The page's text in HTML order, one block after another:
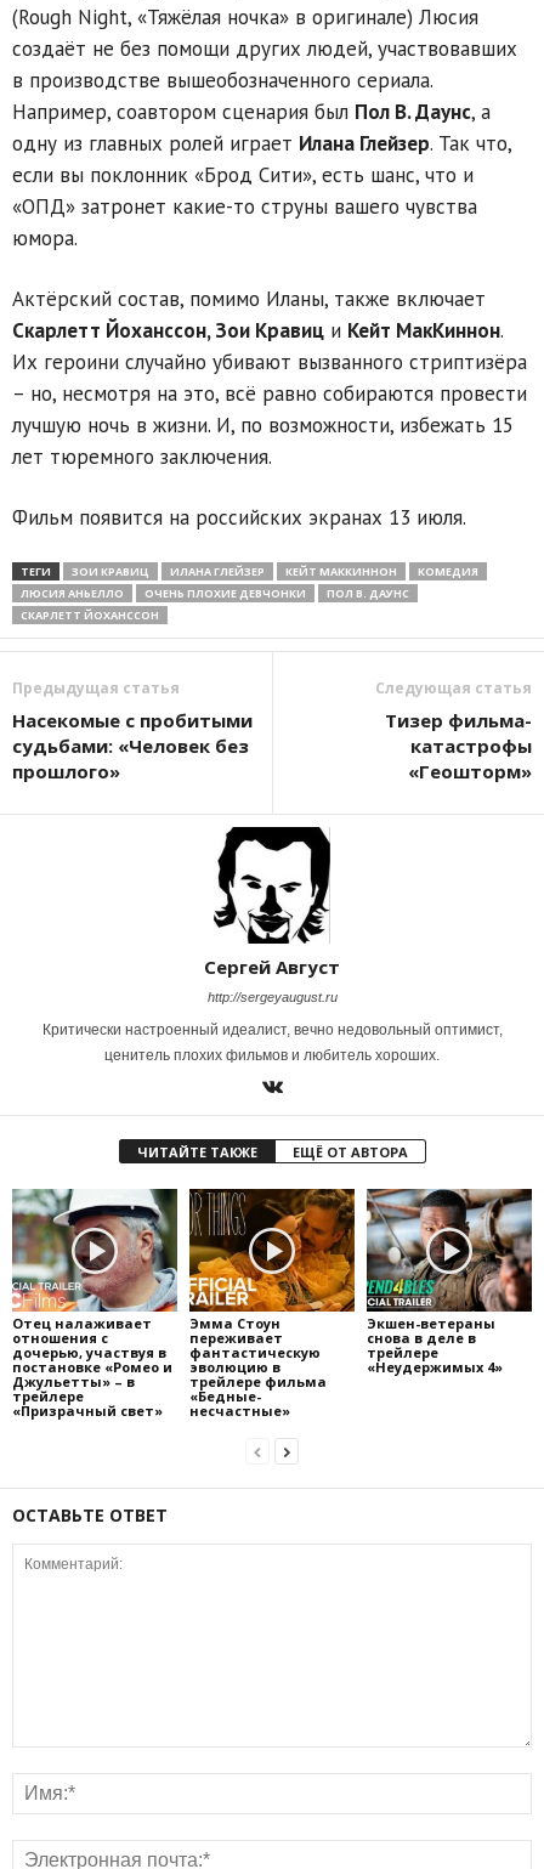
(Rough Night, «Тяжёлая ночка» в оригинале) Люсия
создаёт не без помощи других людей, участвовавших
в производстве вышеобозначенного сериала.
Например, соавтором сценария был Пол В. Даунс, а
одну из главных ролей играет Илана Глейзер. Так что,
если вы поклонник «Брод Сити», есть шанс, что и
«ОПД» затронет какие-то струны вашего чувства
юмора.
Актёрский состав, помимо Иланы, также включает
Скарлетт Йоханссон, Зои Кравиц и Кейт МакКиннон.
Их героини случайно убивают вызванного стриптизёра
– но, несмотря на это, всё равно собираются провести
лучшую ночь в жизни. И, по возможности, избежать 15
лет тюремного заключения.
Фильм появится на российских экранах 13 июля.
ТЕГИ ЗОИ КРАВИЦ ИЛАНА ГЛЕЙЗЕР КЕЙТ МАККИННОН
КОМЕДИЯ
ЛЮСИЯ АНЬЕЛЛО
ОЧЕНЬ ПЛОХИЕ ДЕВЧОНКИ
ПОЛ В. ДАУНС
СКАРЛЕТТ ЙОХАНССОН
Предыдущая статья
Насекомые с пробитыми
судьбами: «Человек без
прошлого»
Следующая статья
Тизер фильма-
катастрофы
«Геошторм»
Сергей Август
http://sergeyaugust.ru
Критически настроенный идеалист, вечно недовольный оптимист,
ценитель плохих фильмов и любитель хороших.
ЧИТАЙТЕ ТАКЖЕ ЕЩЁ ОТ АВТОРА
Отец налаживает
отношения с
дочерью, участвуя в
постановке «Ромео и
Джульетты» – в
трейлере
«Призрачный свет»
Эмма Стоун
переживает
фантастическую
эволюцию в
трейлере фильма
«Бедные-
несчастные»
Экшен-ветераны
снова в деле в
трейлере
«Неудержимых 4»
ОСТАВЬТЕ ОТВЕТ